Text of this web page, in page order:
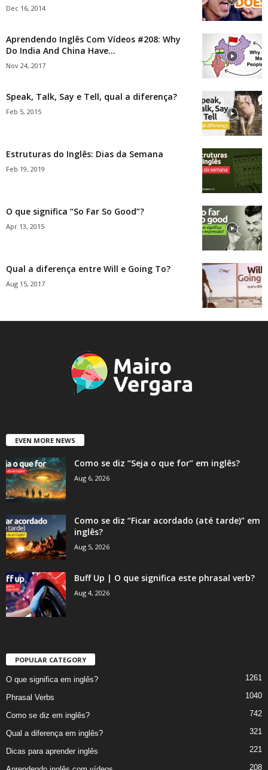
Dec 16, 2014
Aprendendo Inglês Com Vídeos #208: Why
Do India And China Have...
Nov 24, 2017
Speak, Talk, Say e Tell, qual a diferença?
Feb 5, 2015
Estruturas do Inglês: Dias da Semana
Feb 19, 2019
O que significa “So Far So Good”?
Apr 13, 2015
Qual a diferença entre Will e Going To?
Aug 15, 2017
EVEN MORE NEWS
Como se diz “Seja o que for” em inglês?
Aug 6, 2026
Como se diz “Ficar acordado (até tarde)” em
inglês?
Aug 5, 2026
Buff Up | O que significa este phrasal verb?
Aug 4, 2026
POPULAR CATEGORY
O que significa em inglês? 1261
Phrasal Verbs 1040
Como se diz em inglês? 742
Qual a diferença em inglês? 321
Dicas para aprender inglês 221
208